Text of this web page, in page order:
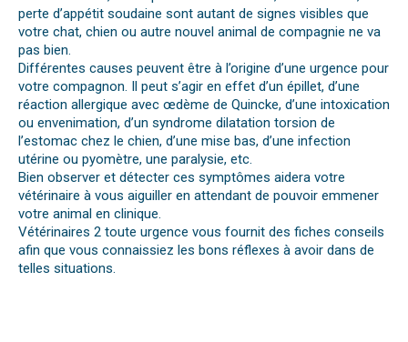
perte d’appétit soudaine sont autant de signes visibles que
votre chat, chien ou autre nouvel animal de compagnie ne va
pas bien.
Différentes causes peuvent être à l’origine d’une urgence pour
votre compagnon. Il peut s’agir en effet d’un épillet, d’une
réaction allergique avec œdème de Quincke, d’une intoxication
ou envenimation, d’un syndrome dilatation torsion de
l’estomac chez le chien, d’une mise bas, d’une infection
utérine ou pyomètre, une paralysie, etc.
Bien observer et détecter ces symptômes aidera votre
vétérinaire à vous aiguiller en attendant de pouvoir emmener
votre animal en clinique.
Vétérinaires 2 toute urgence vous fournit des fiches conseils
afin que vous connaissiez les bons réflexes à avoir dans de
telles situations.